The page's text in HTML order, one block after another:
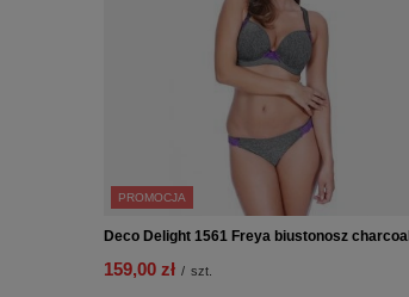
PROMOCJA
Deco Delight 1561 Freya biustonosz charcoal
159,00 zł / szt.